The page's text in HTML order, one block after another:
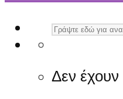
Δεν έχουν